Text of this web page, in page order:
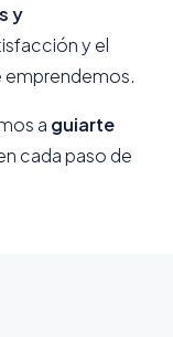
y
y el
emprendemos.
a guiarte
cada paso de